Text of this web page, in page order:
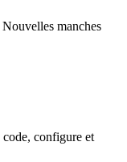
manches
configure et